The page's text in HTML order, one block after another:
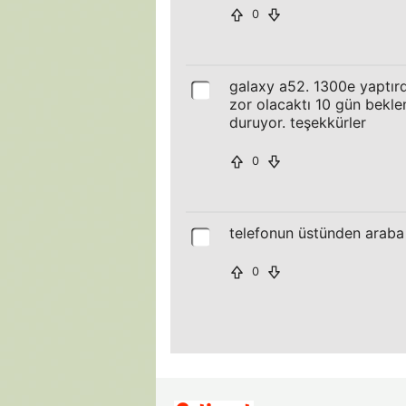
0
galaxy a52. 1300e
zor olacaktı 10 gün
duruyor. teşekkürler
0
telefonun üstünden
0